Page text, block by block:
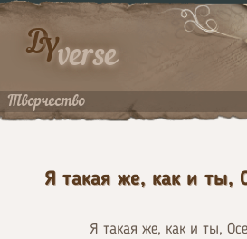
DYverse
Творчество
Я такая же, как и ты,
Я такая же, как и ты,